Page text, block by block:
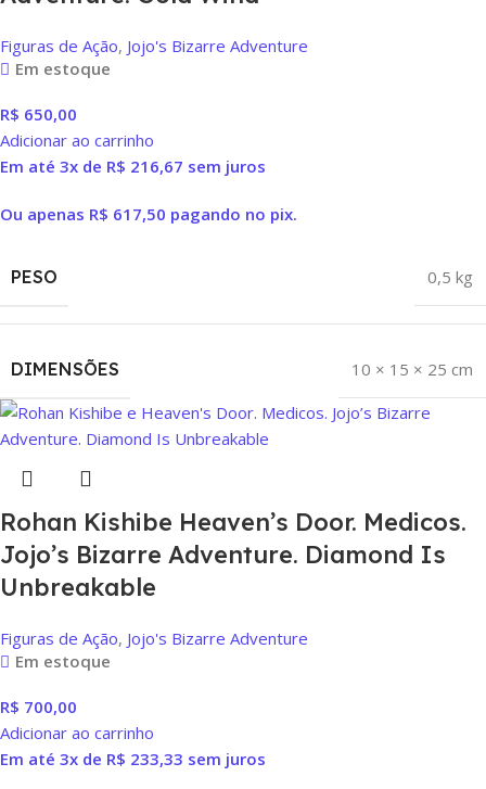
Figuras de Ação, Jojo's Bizarre Adventure
Em estoque
R$ 650,00
Adicionar ao carrinho
Em até 3x de R$ 216,67 sem juros
Ou apenas R$ 617,50 pagando no pix.
PESO 0,5 kg
DIMENSÕES 10 × 15 × 25 cm
Rohan Kishibe Heaven’s Door. Medicos.
Jojo’s Bizarre Adventure. Diamond Is
Unbreakable
Figuras de Ação, Jojo's Bizarre Adventure
Em estoque
R$ 700,00
Adicionar ao carrinho
Em até 3x de R$ 233,33 sem juros